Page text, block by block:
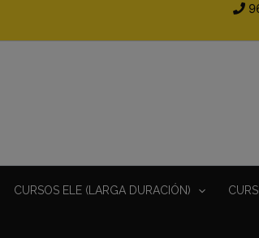
CURSOS ELE (LARGA DURACIÓN)